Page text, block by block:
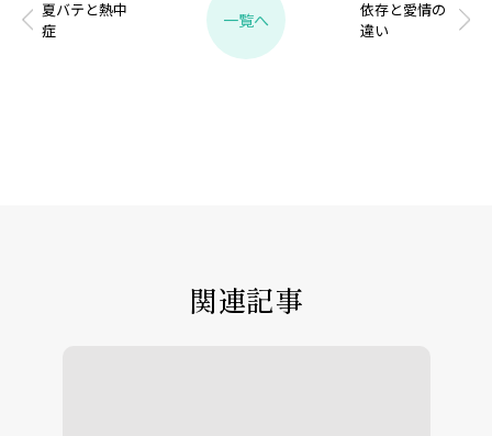
夏バテと熱中
症
一覧へ
依存と愛情の
違い
関連記事